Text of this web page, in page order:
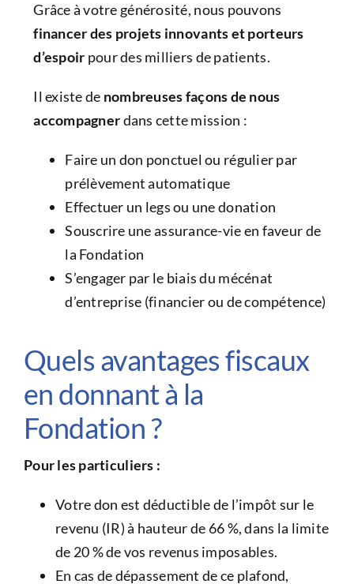
Grâce à votre générosité, nous pouvons
financer des projets innovants et porteurs
d’espoir pour des milliers de patients.
Il existe de nombreuses façons de nous
accompagnerdans cette mission :
Faire un don ponctuel ou régulier par
prélèvement automatique
Effectuer un legs ou une donation
Souscrire une assurance-vie en faveur de
la Fondation
S’engager par le biais du mécénat
d’entreprise (financier ou de compétence)
Quels avantages fiscaux
en donnant à la
Fondation ?
Pour les particuliers :
Votre don est déductible de l’impôt sur le
revenu (IR) à hauteur de 66 %, dans la limite
de 20 % de vos revenus imposables.
En cas de dépassement de ce plafond,